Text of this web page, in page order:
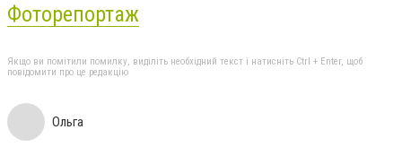
Фоторепортаж
Якщо ви помітили помилку, виділіть необхідний текст і натисніть Ctrl + Enter, щоб
повідомити про це редакцію
Ольга